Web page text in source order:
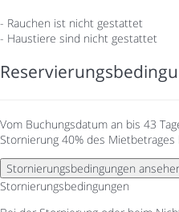
- Rauchen ist nicht gestattet
- Haustiere sind nicht gestattet
Vom Buchungsdatum an bis 43
Stornierung 40% des Mietbetrages
Stornierungsbedingungen
Stornierungsbedingungen